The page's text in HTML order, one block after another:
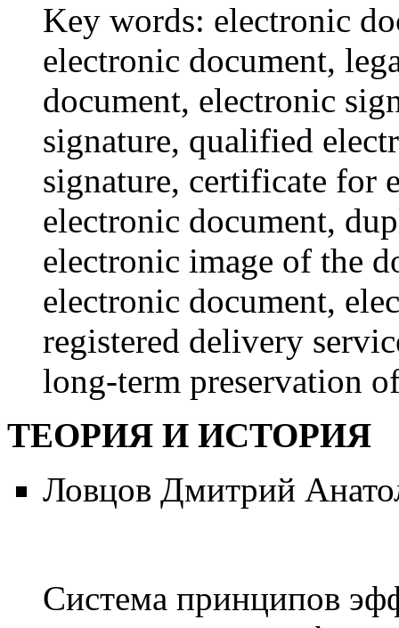
Key words: electronic
electronic document,
document, electronic
signature, qualified
signature, certificate for
electronic document,
electronic image of the
electronic document,
registered delivery
long-term preservation
ТЕОРИЯ И ИСТОРИЯ
Ловцов Дмитрий
Система принципов